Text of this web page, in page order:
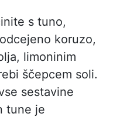
s tuno,
koruzo,
limoninim
ščepcem soli.
sestavine
tune je